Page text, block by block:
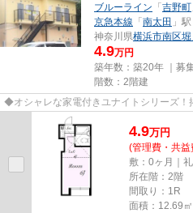
ブルーライン 「 吉野町
京急本線 「 南太田 」
神奈川県横浜市南区
4.9万円
築年数：築20年 ｜募
階数：2階建
◆オシャレな家電付きユナイトシリーズ
4.9万円
(管理費・共
敷：0ヶ月｜
所在階：2階
間取り：1R
面積：12.69㎡